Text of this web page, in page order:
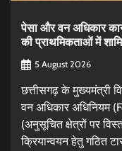
पेसा और वन अधिकार
की प्राथमिकताओं में
5 August 2026
छत्तीसगढ़ के मुख्यमंत्री
वन अधिकार अधिनियम
(अनुसूचित क्षेत्रों पर
क्रियान्वयन हेतु गठित